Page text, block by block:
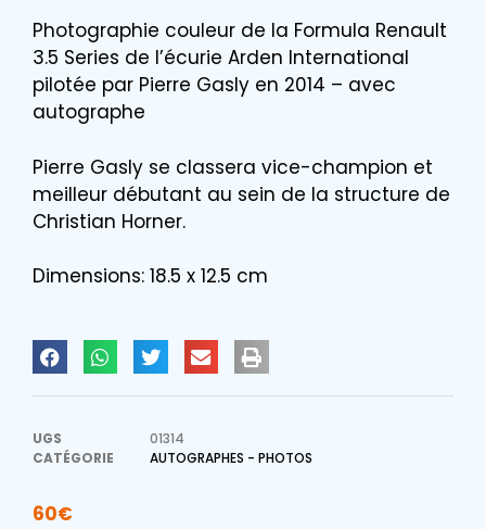
Photographie couleur de la Formula Renault
3.5 Series de l’écurie Arden International
pilotée par Pierre Gasly en 2014 – avec
autographe
Pierre Gasly se classera vice-champion et
meilleur débutant au sein de la structure de
Christian Horner.
Dimensions: 18.5 x 12.5 cm
UGS
01314
CATÉGORIE
AUTOGRAPHES - PHOTOS
60€